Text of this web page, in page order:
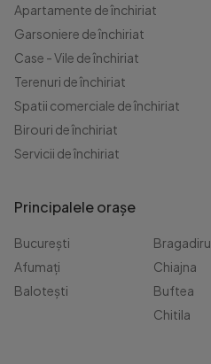
Apartamente de închiriat
Garsoniere de închiriat
Case - Vile de închiriat
Terenuri de închiriat
Spatii comerciale de închiriat
Birouri de închiriat
Servicii de închiriat
Principalele orașe
București
Afumați
Balotești
Bragadiru
Chiajna
Buftea
Chitila